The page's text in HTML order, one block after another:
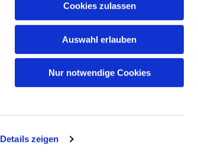
Details zeigen
Cookies zulassen
Auswahl erlauben
Nur notwendige Cookies